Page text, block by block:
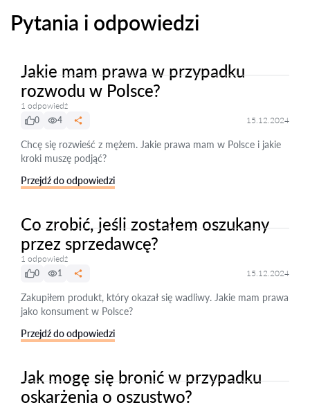
Pytania i odpowiedzi
Jakie mam prawa w przypadku
rozwodu w Polsce?
1 odpowiedź
0
4 15.12.2024
Chcę się rozwieść z mężem. Jakie prawa mam w Polsce i jakie
kroki muszę podjąć?
Przejdź do odpowiedzi
Co zrobić, jeśli zostałem oszukany
przez sprzedawcę?
1 odpowiedź
0
1 15.12.2024
Zakupiłem produkt, który okazał się wadliwy. Jakie mam prawa
jako konsument w Polsce?
Przejdź do odpowiedzi
Jak mogę się bronić w przypadku
oskarżenia o oszustwo?